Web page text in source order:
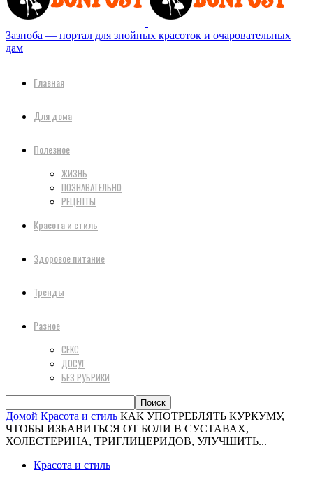
Зазноба — портал для знойных красоток и очаровательных
дам
Главная
Для дома
Полезное
ЖИЗНЬ
ПОЗНАВАТЕЛЬНО
РЕЦЕПТЫ
Красота и стиль
Здоровое питание
Тренды
Разное
СЕКС
ДОСУГ
БЕЗ РУБРИКИ
Домой Красота и стиль КАК УПОТРЕБЛЯТЬ КУРКУМУ,
ЧТОБЫ ИЗБАВИТЬСЯ ОТ БОЛИ В СУСТАВАХ,
ХОЛЕСТЕРИНА, ТРИГЛИЦЕРИДОВ, УЛУЧШИТЬ...
Красота и стиль